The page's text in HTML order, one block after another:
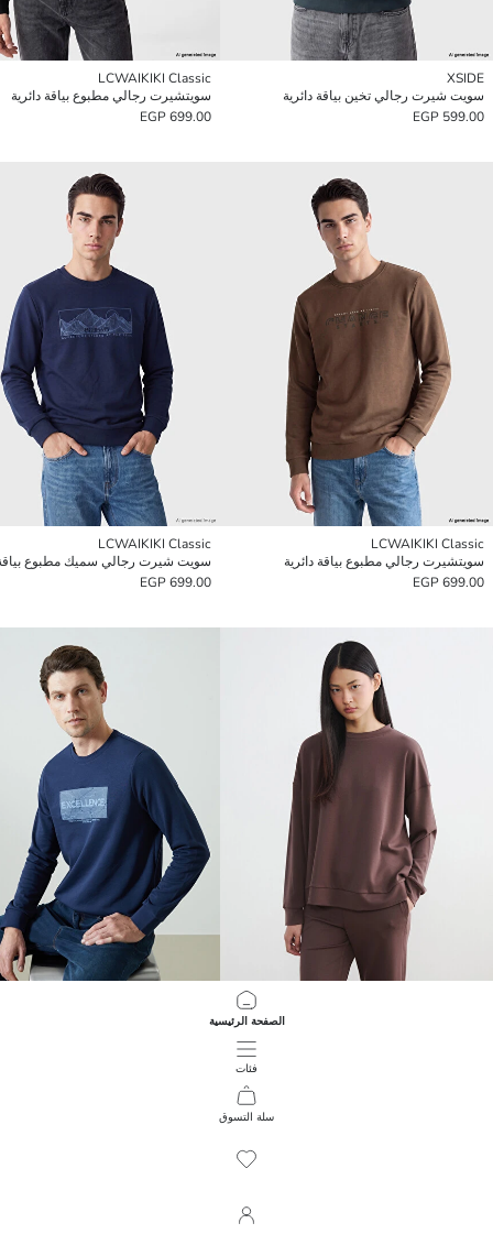
الصفحة الرئيسية
فئات
سلة التسوق
XSIDE
سويت شيرت رجالي تخين بياقة دائرية
599.00 EGP
LCWAIKIKI Classic
سويتشيرت رجالي مطبوع بياقة دائرية
699.00 EGP
LCWAIKIKI Classic
سويتشيرت رجالي مطبوع بياقة دائرية
699.00 EGP
LCWAIKIKI Classic
سويت شيرت رجالي سميك مطبوع بياقة
699.00 EGP
سويت شيرت نسائي أوفراسايز بلمسة ناعمة